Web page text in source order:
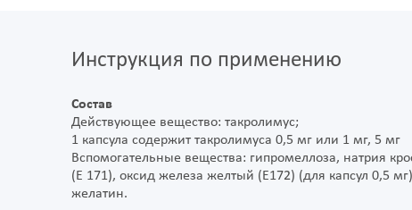
Инструкция по применению
Состав
Действующее вещество: такролимус;
1 капсула содержит такролимуса 0,5 мг или 1 мг, 5 мг
Вспомогательные вещества: гипромеллоза, натрия
(Е 171), оксид железа желтый (Е172) (для капсул 0,5
желатин.